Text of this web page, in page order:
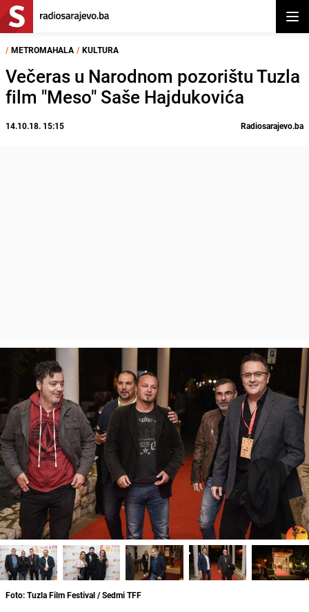
/ METROMAHALA / KULTURA
Večeras u Narodnom pozorištu Tuzla
film "Meso" Saše Hajdukovića
14.10.18. 15:15 Radiosarajevo.ba
Foto: Tuzla Film Festival / Sedmi TFF